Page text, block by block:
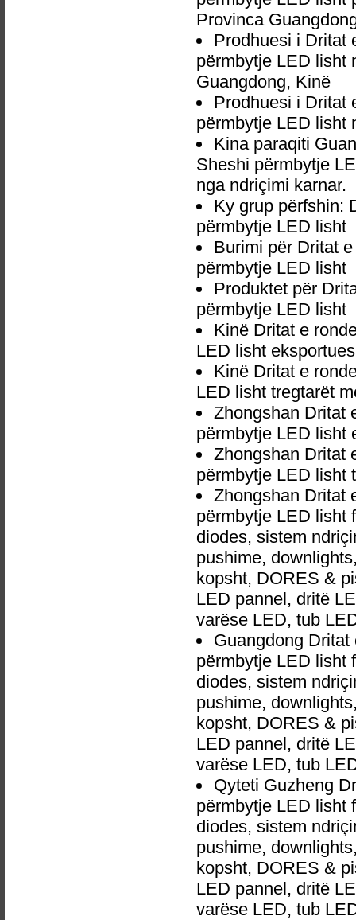
Provinca
Prodhuesi i Dritat
përmbytje LED lisht
Guangdong, Kinë
Prodhuesi i Dritat
përmbytje LED lisht
Kina paraqiti
Sheshi përmbytje
nga ndriçimi karnar.
Ky grup përfshin:
përmbytje LED lisht
Burimi për Dritat
përmbytje LED lisht
Produktet për
përmbytje LED lisht
Kinë Dritat e
LED lisht
Kinë Dritat e
LED lisht tregtarët
Zhongshan Dritat
përmbytje LED lisht
Zhongshan Dritat
përmbytje LED lisht
Zhongshan Dritat
përmbytje LED lisht
diodes, sistem
pushime,
kopsht, DORES &
LED pannel, dritë
varëse LED, tub
Guangdong
përmbytje LED lisht
diodes, sistem
pushime,
kopsht, DORES &
LED pannel, dritë
varëse LED, tub
Qyteti Guzheng
përmbytje LED lisht
diodes, sistem
pushime,
kopsht, DORES &
LED pannel, dritë
varëse LED, tub